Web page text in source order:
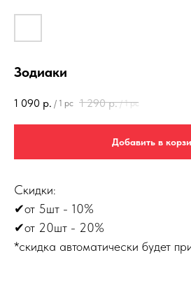
Зодиаки
1 090 р. / 1 pc 1 290 р. / 1 pc
Добавить в
Скидки:
✔от 5шт - 10%
✔от 20шт - 20%
*скидка автоматически будет